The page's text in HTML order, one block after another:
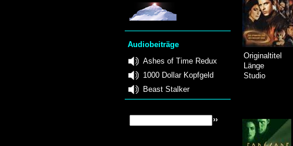
Audiobeiträge
Ashes of Time Redux
1000 Dollar Kopfgeld
Beast Stalker
Originaltitel
Länge
Studio